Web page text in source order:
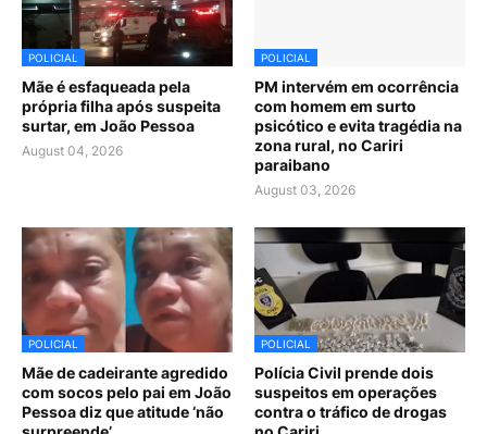
POLICIAL
Mãe é esfaqueada pela
própria filha após suspeita
surtar, em João Pessoa
August 04, 2026
POLICIAL
PM intervém em ocorrência
com homem em surto
psicótico e evita tragédia na
zona rural, no Cariri
paraibano
August 03, 2026
POLICIAL
Mãe de cadeirante agredido
com socos pelo pai em João
Pessoa diz que atitude ‘não
POLICIAL
Polícia Civil prende dois
suspeitos em operações
contra o tráfico de drogas